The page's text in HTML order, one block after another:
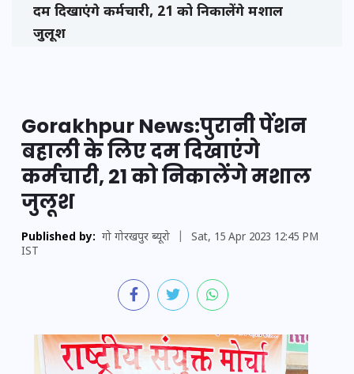
दम दिखाएंगे कर्मचारी, 21 को निकालेंगे मशाल
जुलूश
Gorakhpur News:पुरानी पेंशन
बहाली के लिए दम दिखाएंगे
कर्मचारी, 21 को निकालेंगे मशाल
जुलूश
Published by: गो गोरखपुर ब्यूरो
Sat, 15 Apr 2023 12:45 PM
IST